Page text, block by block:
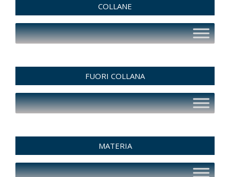
COLLANE
FUORI COLLANA
MATERIA